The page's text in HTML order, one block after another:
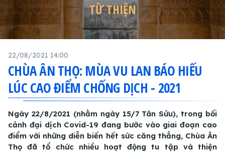
TỪ THIỆN
22/08/2021 14:00
CHÙA ÂN THỌ: MÙA VU LAN BÁO HIẾU
LÚC CAO ĐIỂM CHỐNG DỊCH - 2021
Ngày 22/8/2021 (nhằm ngày 15/7 Tân Sửu), trong bối
cảnh đại dịch Covid-19 đang bước vào giai đoạn cao
điểm với những diễn biến hết sức căng thẳng, Chùa Ân
Thọ đã tổ chức nhiều hoạt động tu tập và thiện